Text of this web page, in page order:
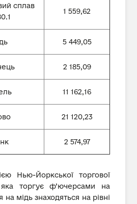
сплав
1 559,62
5 449,05
2 185,09
11 162,16
21 120,23
2 574,97
Нью-Йоркської торгової
торгує ф’ючерсами на
на мідь знаходяться на рівні